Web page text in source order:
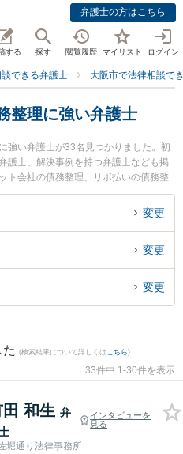
弁護士の方はこちら
する 探す 閲覧履歴 マイリスト ログイン
できる弁護士 大阪市で法律相談で
整理に強い弁護士
強い弁護士が33名見つかりました。初
護士、解決事例を持つ弁護士なども掲
ト会社の債務整理、リボ払いの債務整
き便利です。特に土佐堀通り法律事務
律事務所の小寺 弘通弁護士、春田法律
たい』『借金・債務整理のトラブル解
い』『初回相談無料で借金・債務整理
に相談予約したい』などでお困りの相
変更
変更
変更
(検索結果について詳しくは こちら)
33件中 1-30件を表示
和生 弁
インタビューを
見る
堀通り法律事務所